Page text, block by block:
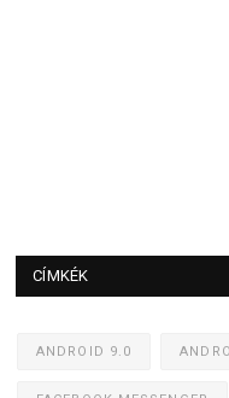
CÍMKÉK
ANDROID 9.0